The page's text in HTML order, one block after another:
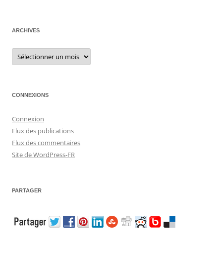
ARCHIVES
Archives
CONNEXIONS
Connexion
Flux des publications
Flux des commentaires
Site de WordPress-FR
PARTAGER